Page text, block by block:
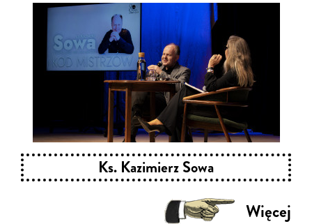
Ks. Kazimierz Sowa
Więcej